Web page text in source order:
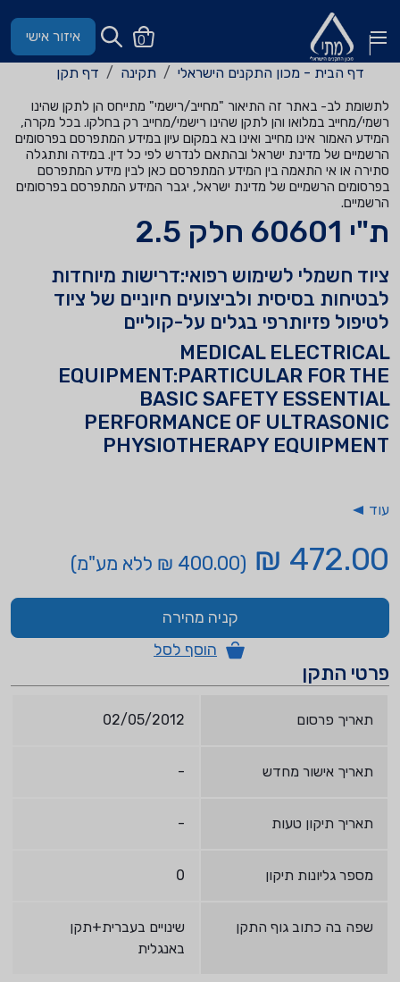
0 איזור אישי
דף הבית - מכון התקנים הישראלי תקינה דף תקן
לתשומת לב- באתר זה התיאור "מחייב/רישמי" מתייחס הן לתקן שהינו
רשמי/מחייב במלואו והן לתקן שהינו רישמי/מחייב רק בחלקו. בכל מקרה,
המידע האמור אינו מחייב ואינו בא במקום עיון במידע המתפרסם בפרסומים
הרשמיים של מדינת ישראל ובהתאם לנדרש לפי כל דין. במידה ותתגלה
סתירה או אי התאמה בין המידע המתפרסם כאן לבין מידע המתפרסם
בפרסומים הרשמיים של מדינת ישראל, יגבר המידע המתפרסם בפרסומים
הרשמיים.
ת"י 60601 חלק 2.5
ציוד חשמלי לשימוש רפואי:דרישות מיוחדות
לבטיחות בסיסית ולביצועים חיוניים של ציוד
לטיפול פזיותרפי בגלים על-קוליים
MEDICAL ELECTRICAL
EQUIPMENT:PARTICULAR FOR THE
BASIC SAFETY ESSENTIAL
PERFORMANCE OF ULTRASONIC
PHYSIOTHERAPY EQUIPMENT
עוד
472.00 ₪ (400.00 ₪ ללא מע"מ)
קניה מהירה
הוסף לסל
פרטי התקן
תאריך פרסום 02/05/2012
תאריך אישור מחדש -
תאריך תיקון טעות -
מספר גליונות תיקון 0
שפה בה כתוב גוף התקן
שינויים בעברית+תקן
באנגלית